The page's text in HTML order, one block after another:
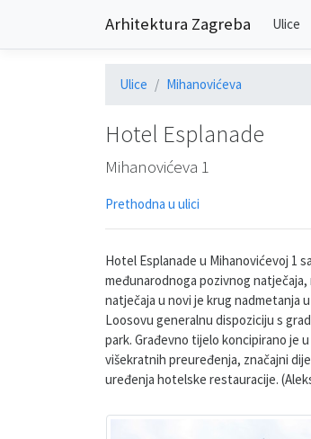
Arhitektura Zagreba Ulice
Ulice Mihanovićeva
Hotel Esplanade
Mihanovićeva 1
Prethodna u ulici
Hotel Esplanade u Mihanovićevoj 1
međunarodnoga pozivnog
natječaja u novi je krug nadmetanja
Loosovu generalnu dispoziciju s
park. Građevno tijelo koncipirano je
višekratnih preuređenja, značajni
uređenja hotelske restauracije.